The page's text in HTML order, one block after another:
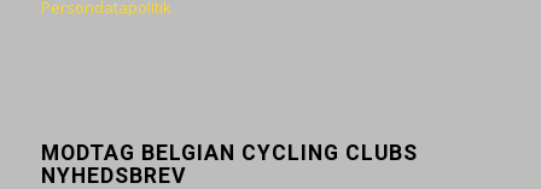
Persondatapolitik
MODTAG BELGIAN CYCLING CLUBS
NYHEDSBREV